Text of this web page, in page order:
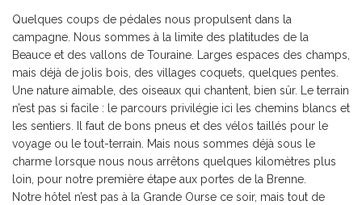
Quelques coups de pédales nous propulsent dans la
campagne. Nous sommes à la limite des platitudes de la
Beauce et des vallons de Touraine. Larges espaces des champs,
mais déjà de jolis bois, des villages coquets, quelques pentes.
Une nature aimable, des oiseaux qui chantent, bien sûr. Le terrain
n’est pas si facile : le parcours privilégie ici les chemins blancs et
les sentiers. Il faut de bons pneus et des vélos taillés pour le
voyage ou le tout-terrain. Mais nous sommes déjà sous le
charme lorsque nous nous arrêtons quelques kilomètres plus
loin, pour notre première étape aux portes de la Brenne.
Notre hôtel n’est pas à la Grande Ourse ce soir, mais tout de